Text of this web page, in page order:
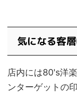
気になる客
店内には80's洋
ンターゲットの